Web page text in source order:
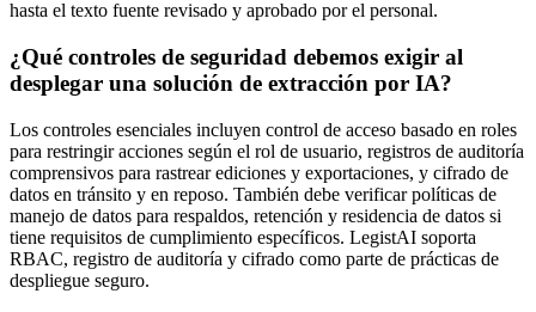
hasta el texto fuente revisado y aprobado por el personal.
¿Qué controles de seguridad debemos exigir al
desplegar una solución de extracción por IA?
Los controles esenciales incluyen control de acceso basado en roles
para restringir acciones según el rol de usuario, registros de auditoría
comprensivos para rastrear ediciones y exportaciones, y cifrado de
datos en tránsito y en reposo. También debe verificar políticas de
manejo de datos para respaldos, retención y residencia de datos si
tiene requisitos de cumplimiento específicos. LegistAI soporta
RBAC, registro de auditoría y cifrado como parte de prácticas de
despliegue seguro.